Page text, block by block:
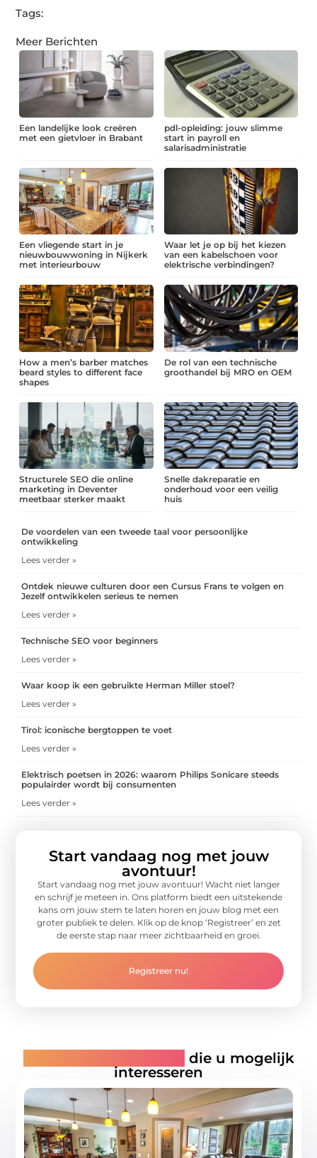
Tags:
Meer Berichten
Een landelijke look creëren
met een gietvloer in Brabant
pdl-opleiding: jouw slimme
start in payroll en
salarisadministratie
Een vliegende start in je
nieuwbouwwoning in Nijkerk
met interieurbouw
Waar let je op bij het kiezen
van een kabelschoen voor
elektrische verbindingen?
How a men’s barber matches
beard styles to different face
shapes
De rol van een technische
groothandel bij MRO en OEM
Structurele SEO die online
marketing in Deventer
meetbaar sterker maakt
Snelle dakreparatie en
onderhoud voor een veilig
huis
De voordelen van een tweede taal voor persoonlijke
ontwikkeling
Lees verder »
Ontdek nieuwe culturen door een Cursus Frans te volgen en
Jezelf ontwikkelen serieus te nemen
Lees verder »
Technische SEO voor beginners
Lees verder »
Waar koop ik een gebruikte Herman Miller stoel?
Lees verder »
Tirol: iconische bergtoppen te voet
Lees verder »
Elektrisch poetsen in 2026: waarom Philips Sonicare steeds
populairder wordt bij consumenten
Lees verder »
Start vandaag nog met jouw
avontuur!
Start vandaag nog met jouw avontuur! Wacht niet langer
en schrijf je meteen in. Ons platform biedt een uitstekende
kans om jouw stem te laten horen en jouw blog met een
groter publiek te delen. Klik op de knop ‘Registreer’ en zet
de eerste stap naar meer zichtbaarheid en groei.
Registreer nu!
die u mogelijk
interesseren